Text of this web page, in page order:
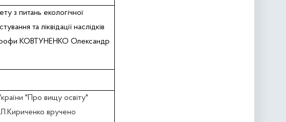
з питань екологічної
та ліквідації наслiдкiв
КОВТУНЕНКО Олександр
"Про вищу освіту"
Л.Кириченко вручено